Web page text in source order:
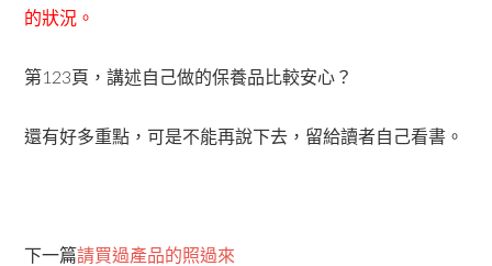
的狀況。
第123頁，講述自己做的保養品比較安心？
還有好多重點，可是不能再說下去，留給讀者自己看書。
下一篇請買過產品的照過來